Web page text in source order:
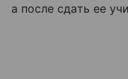
а после сдать ее